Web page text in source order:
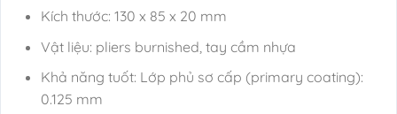
Kích thước: 130 x 85 x 20 mm
Vật liệu: pliers burnished, tay cầm nhựa
Khả năng tuốt: Lớp phủ sơ cấp (primary coating):
0.125 mm